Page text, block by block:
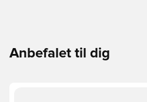
Anbefalet til dig